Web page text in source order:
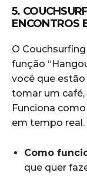
5.
ENCONTROS
O
função
você que
tomar um café,
Funciona
em tempo real.
Como
que quer